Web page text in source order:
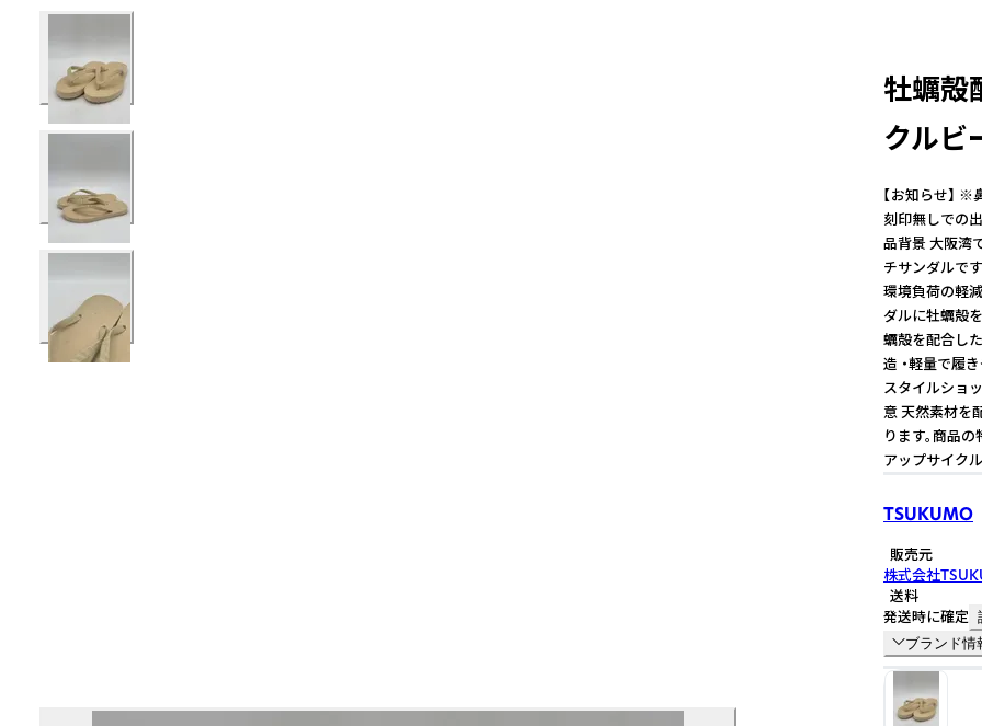
牡蠣殻
クルビ
【お知らせ】
刻印無しでの
品背景 大阪湾
チサンダルで
環境負荷の軽
ダルに牡蠣殻
蠣殻を配合し
造 ・軽量で履
スタイルショ
意 天然素材を
ります。商品
アップサイク
TSUKUMO
販売元
株式会社
送料
発送時に確定
ブランド情